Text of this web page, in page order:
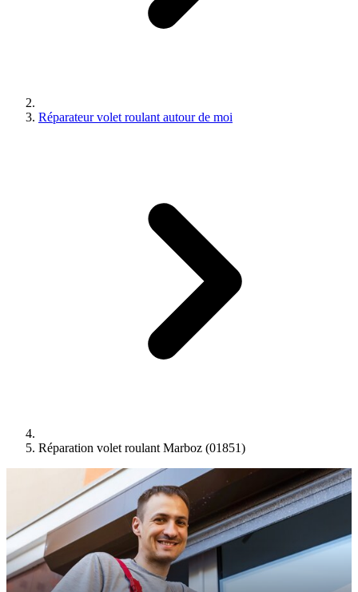
Réparateur volet roulant autour de moi
Réparation volet roulant Marboz (01851)